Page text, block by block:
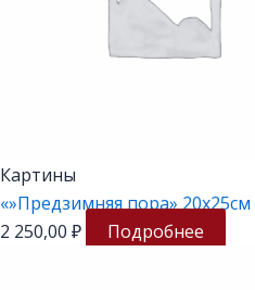
Картины
«»Предзимняя пора» 20х25см
2 250,00 ₽ Подробнее